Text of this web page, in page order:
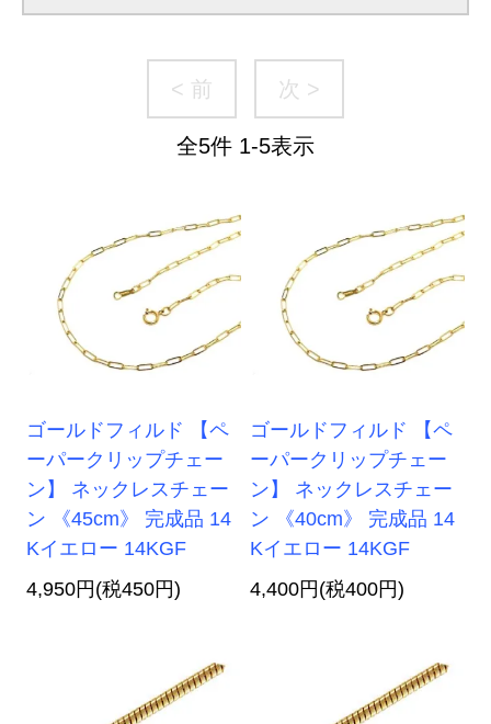
< 前 次 >
全5件 1-5表示
ゴールドフィルド 【ペ
ーパークリップチェー
ン】 ネックレスチェー
ン 《45cm》 完成品 14
Kイエロー 14KGF
4,950円(税450円)
ゴールドフィルド 【ペ
ーパークリップチェー
ン】 ネックレスチェー
ン 《40cm》 完成品 14
Kイエロー 14KGF
4,400円(税400円)